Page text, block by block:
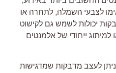
לצבעי השמלה, לתחרה או
יכולות לשמש גם לקישוט
ייחודי של אלמנטים
לעצב מדבקות שמדגישות